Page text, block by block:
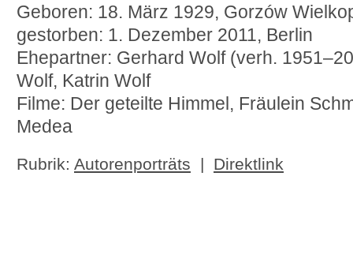
Geboren: 18. März 1929, Gorzów
gestorben: 1. Dezember 2011, Berlin
Ehepartner: Gerhard Wolf (verh.
Wolf, Katrin Wolf
Filme: Der geteilte Himmel, Fräulein
Medea
Rubrik: Autorenporträts | Direktlink